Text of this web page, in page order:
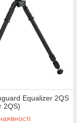
Equalizer 2QS
2QS)